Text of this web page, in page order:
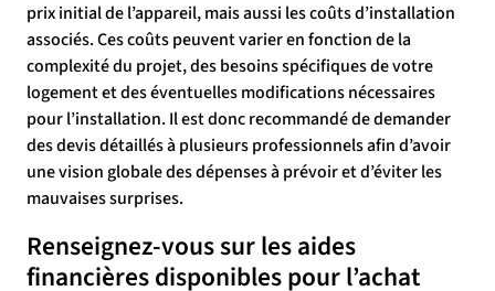
prix initial de l’appareil, mais aussi les coûts d’installation
associés. Ces coûts peuvent varier en fonction de la
complexité du projet, des besoins spécifiques de votre
logement et des éventuelles modifications nécessaires
pour l’installation. Il est donc recommandé de demander
des devis détaillés à plusieurs professionnels afin d’avoir
une vision globale des dépenses à prévoir et d’éviter les
mauvaises surprises.
Renseignez-vous sur les aides
financières disponibles pour l’achat